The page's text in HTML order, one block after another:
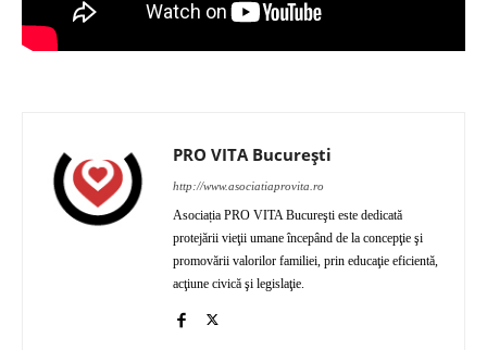
PRO VITA București
http://www.asociatiaprovita.ro
Asociația PRO VITA Bucureşti este dedicată
protejării vieţii umane începând de la concepţie şi
promovării valorilor familiei, prin educaţie eficientă,
acţiune civică şi legislaţie.